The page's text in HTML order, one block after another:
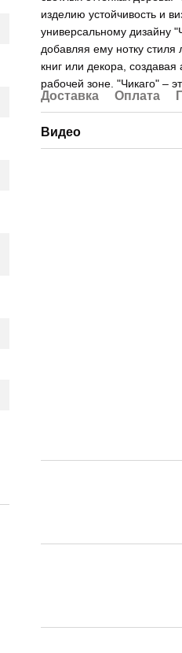
изделию устойчивость и
универсальному дизайну
добавляя ему нотку стиля
книг или декора,
рабочей зоне. "Чикаго" –
Доставка Оплата
Видео